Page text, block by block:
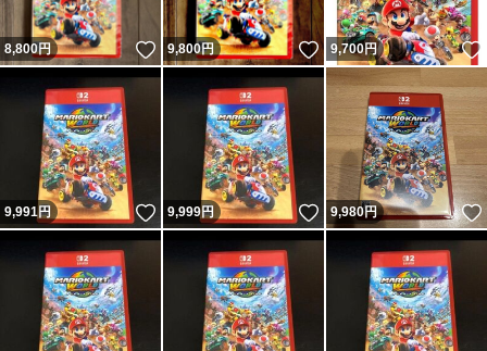
8,800円 いいね！
9,800円 いいね！
9,700円
9,991円 いいね！
9,999円 いいね！
9,980円